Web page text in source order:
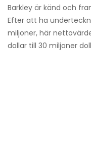
Barkley är känd och
Efter att ha
miljoner, här
dollar till 30 miljoner